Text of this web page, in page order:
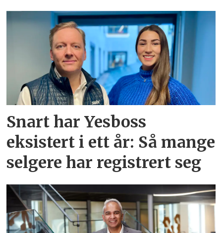
Snart har Yesboss
eksistert i ett år: Så mange
selgere har registrert seg